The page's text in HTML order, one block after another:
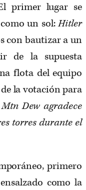
primer lugar se
un sol:Hitler
con bautizar a un
de la supuesta
flota del equipo
la votación para
Mtn Dew agradece
torres durante el
primero
como la